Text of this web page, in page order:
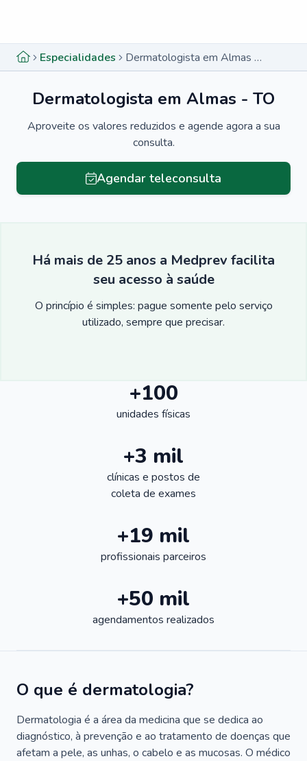
Especialidades Dermatologista em Almas - TO
Dermatologista em Almas - TO
Aproveite os valores reduzidos e agende agora a sua
consulta.
Agendar teleconsulta
Há mais de 25 anos a Medprev facilita
seu acesso à saúde
O princípio é simples: pague somente pelo serviço
utilizado, sempre que precisar.
+100
unidades físicas
+3 mil
clínicas e postos de
coleta de exames
+19 mil
profissionais parceiros
+50 mil
agendamentos realizados
O que é dermatologia?
Dermatologia é a área da medicina que se dedica ao
diagnóstico, à prevenção e ao tratamento de doenças que
afetam a pele, as unhas, o cabelo e as mucosas. O médico